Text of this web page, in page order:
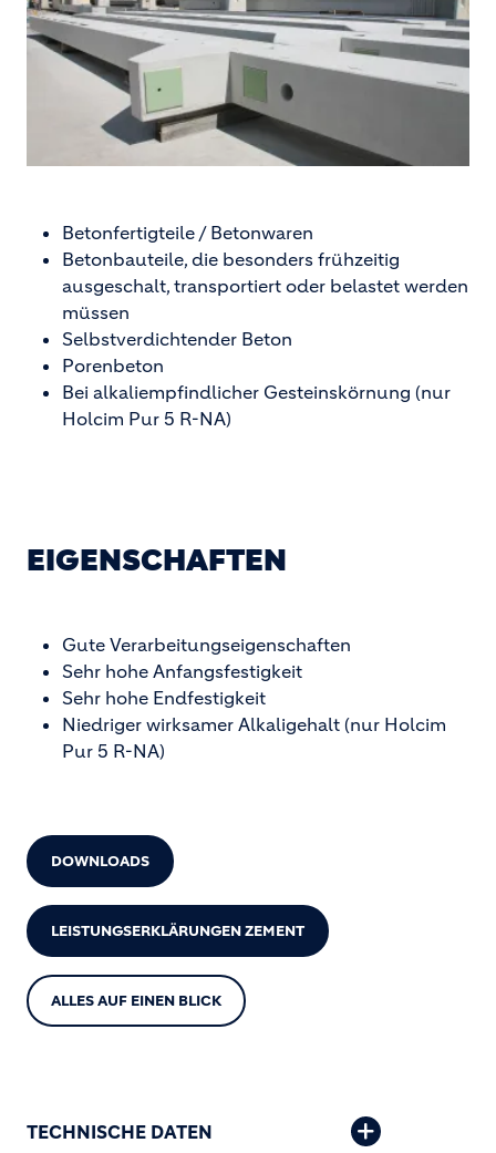
Betonfertigteile / Betonwaren
Betonbauteile, die besonders frühzeitig
ausgeschalt, transportiert oder belastet werden
müssen
Selbstverdichtender Beton
Porenbeton
Bei alkaliempfindlicher Gesteinskörnung (nur
Holcim Pur 5 R-NA)
EIGENSCHAFTEN
Gute Verarbeitungseigenschaften
Sehr hohe Anfangsfestigkeit
Sehr hohe Endfestigkeit
Niedriger wirksamer Alkaligehalt (nur Holcim
Pur 5 R-NA)
DOWNLOADS
LEISTUNGSERKLÄRUNGEN ZEMENT
ALLES AUF EINEN BLICK
TECHNISCHE DATEN